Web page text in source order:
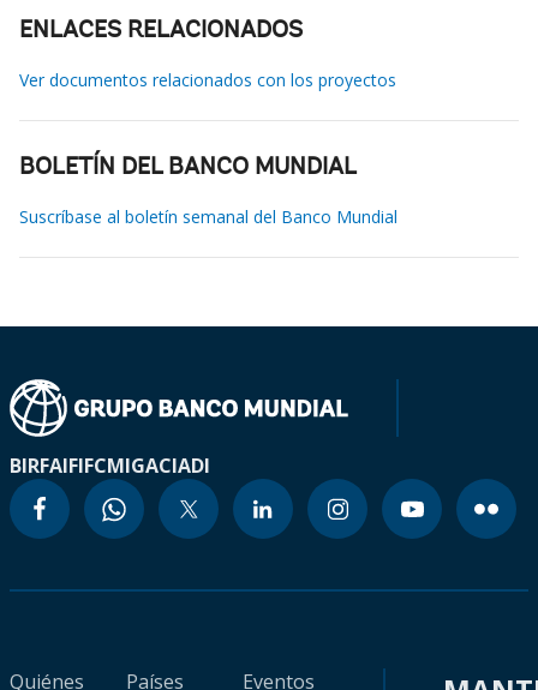
ENLACES RELACIONADOS
Ver documentos relacionados con los proyectos
BOLETÍN DEL BANCO MUNDIAL
Suscríbase al boletín semanal del Banco Mundial
BIRFAIFIFCMIGACIADI
Quiénes
Países
Eventos